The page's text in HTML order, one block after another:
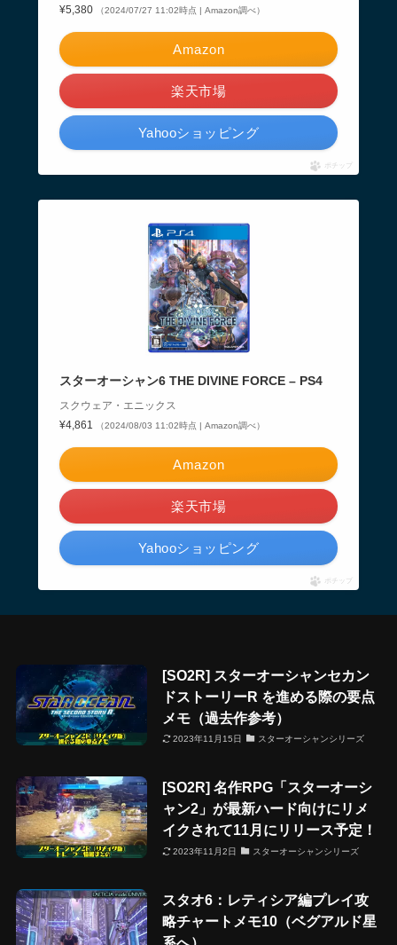
¥5,380
（2024/07/27 11:02時点 | Amazon調べ）
Amazon
楽天市場
Yahooショッピング
ポチップ
スターオーシャン6 THE DIVINE FORCE – PS4
スクウェア・エニックス
¥4,861
（2024/08/03 11:02時点 | Amazon調べ）
Amazon
楽天市場
Yahooショッピング
ポチップ
[SO2R] スターオーシャンセカン
ドストーリーR を進める際の要点
メモ（過去作参考）
2023年11月15日 スターオーシャンシリーズ
[SO2R] 名作RPG「スターオーシ
ャン2」が最新ハード向けにリメ
イクされて11月にリリース予定！
2023年11月2日 スターオーシャンシリーズ
スタオ6：レティシア編プレイ攻
略チャートメモ10（ベグアルド星